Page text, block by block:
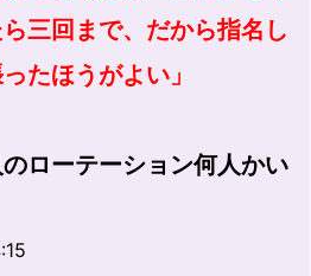
三回まで、だから指名し
たほうがよい」
ローテーション何人かい